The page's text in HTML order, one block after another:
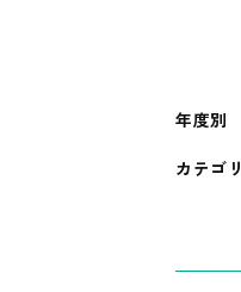
年度別
カテゴ